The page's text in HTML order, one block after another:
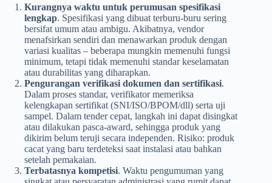
Kurangnya waktu untuk perumusan spesifikasi
lengkap. Spesifikasi yang dibuat terburu-buru sering
bersifat umum atau ambigu. Akibatnya, vendor
menafsirkan sendiri dan menawarkan produk dengan
variasi kualitas – beberapa mungkin memenuhi fungsi
minimum, tetapi tidak memenuhi standar keselamatan
atau durabilitas yang diharapkan.
Pengurangan verifikasi dokumen dan sertifikasi.
Dalam proses standar, verifikator memeriksa
kelengkapan sertifikat (SNI/ISO/BPOM/dll) serta uji
sampel. Dalam tender cepat, langkah ini dapat disingkat
atau dilakukan pasca-award, sehingga produk yang
dikirim belum teruji secara independen. Risiko: produk
cacat yang baru terdeteksi saat instalasi atau bahkan
setelah pemakaian.
Terbatasnya kompetisi. Waktu pengumuman yang